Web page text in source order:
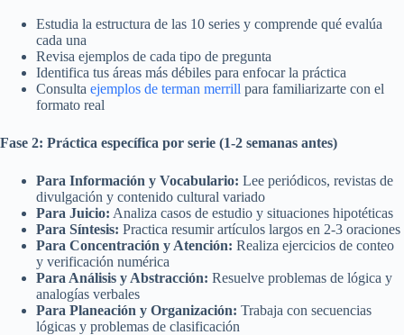
Estudia la estructura de las 10 series y comprende qué evalúa
cada una
Revisa ejemplos de cada tipo de pregunta
Identifica tus áreas más débiles para enfocar la práctica
Consulta ejemplos de terman merrill para familiarizarte con el
formato real
Fase 2: Práctica específica por serie (1-2 semanas antes)
Para Información y Vocabulario: Lee periódicos, revistas de
divulgación y contenido cultural variado
Para Juicio: Analiza casos de estudio y situaciones hipotéticas
Para Síntesis: Practica resumir artículos largos en 2-3 oraciones
Para Concentración y Atención: Realiza ejercicios de conteo
y verificación numérica
Para Análisis y Abstracción: Resuelve problemas de lógica y
analogías verbales
Para Planeación y Organización: Trabaja con secuencias
lógicas y problemas de clasificación